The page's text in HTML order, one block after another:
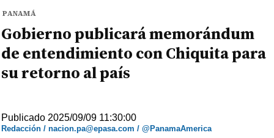
PANAMÁ
Gobierno publicará memorándum
de entendimiento con Chiquita para
su retorno al país
Publicado 2025/09/09 11:30:00
Redacción / nacion.pa@epasa.com / @PanamaAmerica